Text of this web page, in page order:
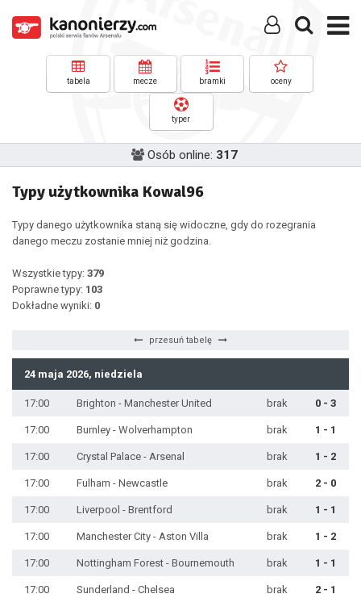
tabela mecze bramki oceny
typer
Osób online: 317
Typy użytkownika Kowal96
Typy danego użytkownika staną się widoczne, gdy do rozegrania
danego meczu zostanie mniej niż godzina.
Wszystkie typy: 379
Poprawne typy: 103
Dokładne wyniki: 0
przesuń tabelę
24 maja 2026, niedziela
17:00 Brighton - Manchester United brak 0 - 3
17:00 Burnley - Wolverhampton brak 1 - 1
17:00 Crystal Palace - Arsenal brak 1 - 2
17:00 Fulham - Newcastle brak 2 - 0
17:00 Liverpool - Brentford brak 1 - 1
17:00 Manchester City - Aston Villa brak 1 - 2
17:00 Nottingham Forest - Bournemouth brak 1 - 1
17:00 Sunderland - Chelsea brak 2 - 1